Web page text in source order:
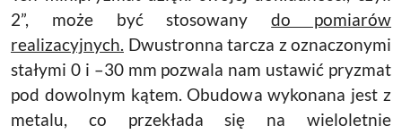
2”, może być stosowanydo pomiarów
realizacyjnych. Dwustronna tarcza z oznaczonymi
stałymi 0 i –30 mm pozwala nam ustawić pryzmat
pod dowolnym kątem. Obudowa wykonana jest z
metalu, co przekłada się na wieloletnie